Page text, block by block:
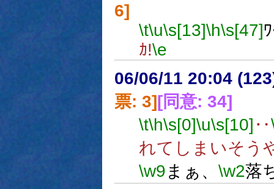
6]
\t\u\s[13]\h\s[47]
ｶ!\e
06/06/11 20:04
票: 3][同意: 34]
\t\h\s[0]\u\s[10] ‥
れてしまいそう
\w9まぁ、 \w2落